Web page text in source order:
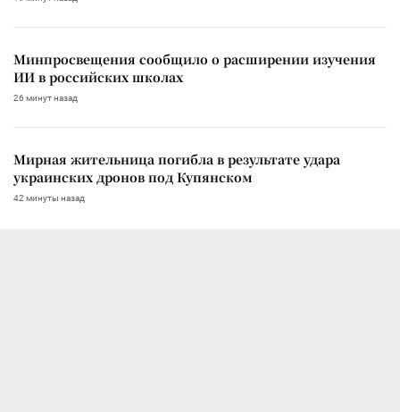
Минпросвещения сообщило о расширении изучения
ИИ в российских школах
26 минут назад
Мирная жительница погибла в результате удара
украинских дронов под Купянском
42 минуты назад